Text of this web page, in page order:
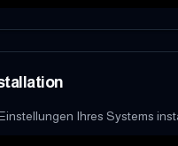
Ihres Systems